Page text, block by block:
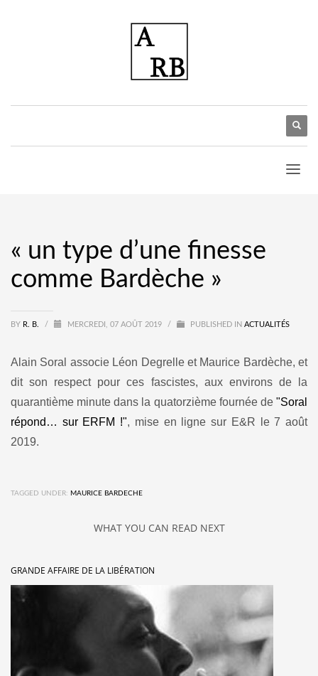
« un type d’une finesse
comme Bardèche »
BY R. B. / MERCREDI, 07 AOÛT 2019 / PUBLISHED IN ACTUALITÉS
Alain Soral associe Léon Degrelle et Maurice Bardèche, et
dit son respect pour ces fascistes, aux environs de la
quarantième minute dans la quatorzième fournée de "Soral
répond… sur ERFM !", mise en ligne sur E&R le 7 août
2019.
TAGGED UNDER: MAURICE BARDECHE
WHAT YOU CAN READ NEXT
GRANDE AFFAIRE DE LA LIBÉRATION